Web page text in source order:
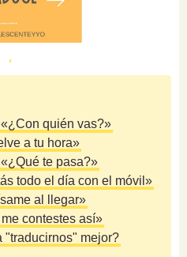
quién vas?»
a tu hora»
te pasa?»
todo el día con el móvil»
al llegar»
contestes así»
"traducirnos" mejor?